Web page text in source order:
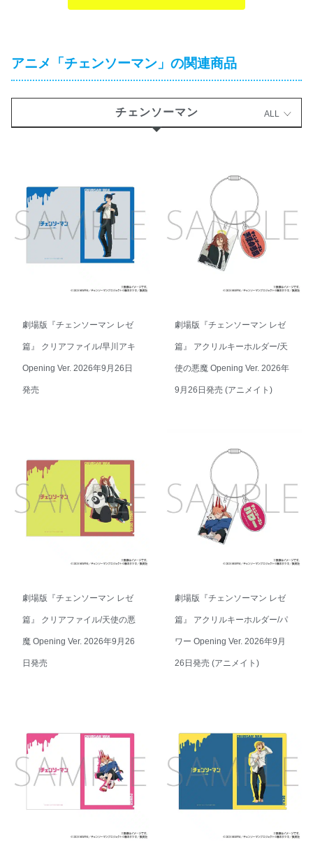
アニメ「チェンソーマン」の関連商品
チェンソーマン ALL
劇場版『チェンソーマン レゼ
篇』 クリアファイル/早川アキ
Opening Ver. 2026年9月26日
発売
劇場版『チェンソーマン レゼ
篇』 アクリルキーホルダー/天
使の悪魔 Opening Ver. 2026年
9月26日発売 (アニメイト)
劇場版『チェンソーマン レゼ
篇』 クリアファイル/天使の悪
魔 Opening Ver. 2026年9月26
日発売
劇場版『チェンソーマン レゼ
篇』 アクリルキーホルダー/パ
ワー Opening Ver. 2026年9月
26日発売 (アニメイト)